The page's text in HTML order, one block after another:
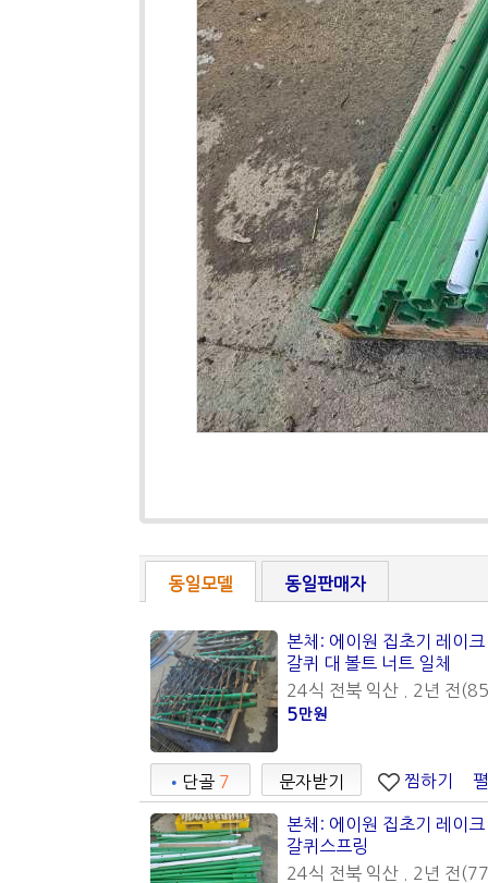
동일모델 동일판매자
본체: 에이원 집초기 레이
갈퀴 대 볼트 너트 일체
24식 전북 익산 . 2년 전
5만원
• 단골 7 문자받기 찜하기
본체: 에이원 집초기 레이
갈퀴스프링
24식 전북 익산 . 2년 전